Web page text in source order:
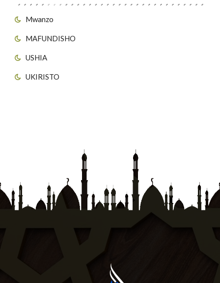
Mwanzo
MAFUNDISHO
USHIA
UKIRISTO